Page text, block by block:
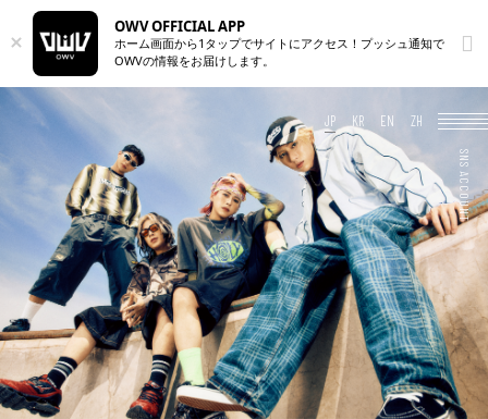
OWV OFFICIAL APP
ホーム画面から1タップでサイトにアクセス！プッシュ通知で
OWVの情報をお届けします。
NEWS
SCHEDULE
PROFILE
DISCOGRAPHY
VIDEO
ARCHIVES
OFFICIAL STORE
JOIN
LOGIN
MOVIE
PHOTO
WEB RADIO
MEMBER DIARY
STAFF BLOG
WALLPAPER
FORTUNE
SPECIAL
JP KR EN ZH